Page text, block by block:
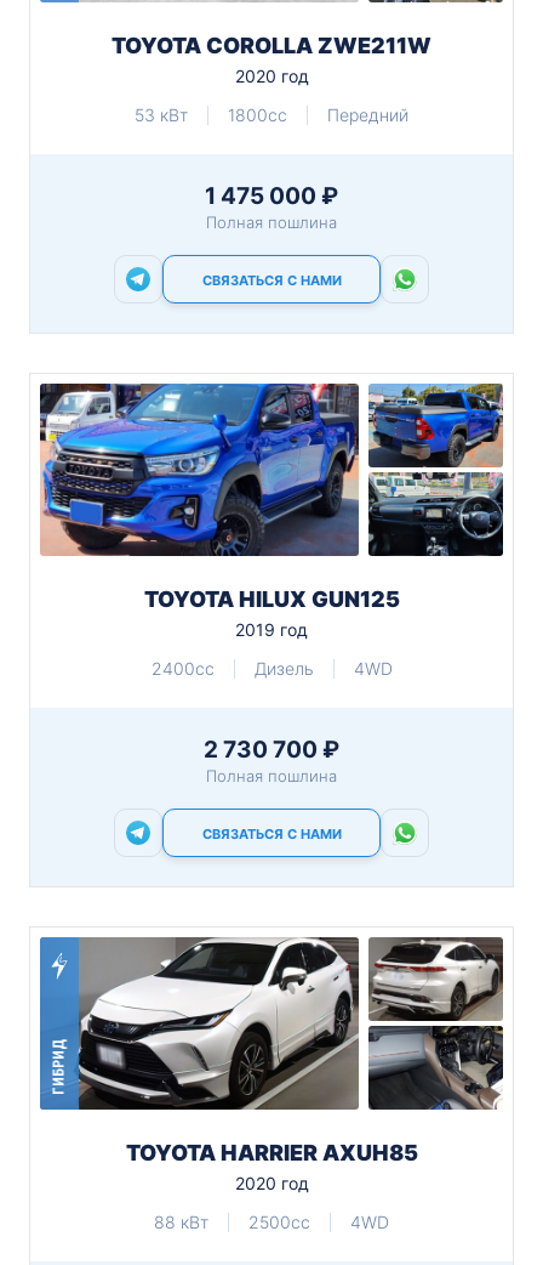
TOYOTA COROLLA ZWE211W
2020 год
53 кВт
1800cc Передний
1 475 000 ₽
Полная пошлина
СВЯЗАТЬСЯ С НАМИ
TOYOTA HILUX GUN125
2019 год
2400cc
Дизель 4WD
2 730 700 ₽
Полная пошлина
СВЯЗАТЬСЯ С НАМИ
ГИБРИД
TOYOTA HARRIER AXUH85
2020 год
88 кВт
2500cc 4WD